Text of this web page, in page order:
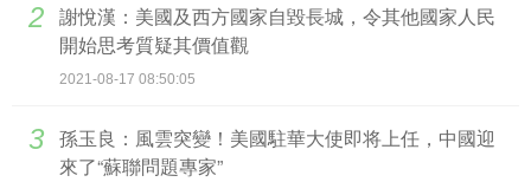
​謝悅漢：美國及西方國家自毀長城，令其他國家人民
開始思考質疑其價值觀
2021-08-17 08:50:05
2
孫玉良：風雲突變！美國駐華大使即将上任，中國迎
來了“蘇聯問題專家”
3